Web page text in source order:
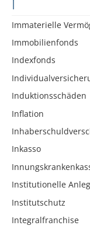
Immaterielle
Immobilienfonds
Indexfonds
Induktionsschäden
Inflation
Inkasso
Institutionelle
Institutschutz
Integralfranchise